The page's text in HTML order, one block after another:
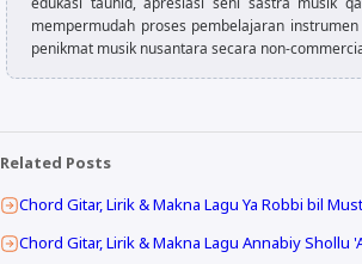
mempermudah proses pembelajaran
penikmat musik nusantara secara non-
Related Posts
Chord Gitar, Lirik & Makna Lagu Ya Robbi bil
Chord Gitar, Lirik & Makna Lagu Annabiy Shollu